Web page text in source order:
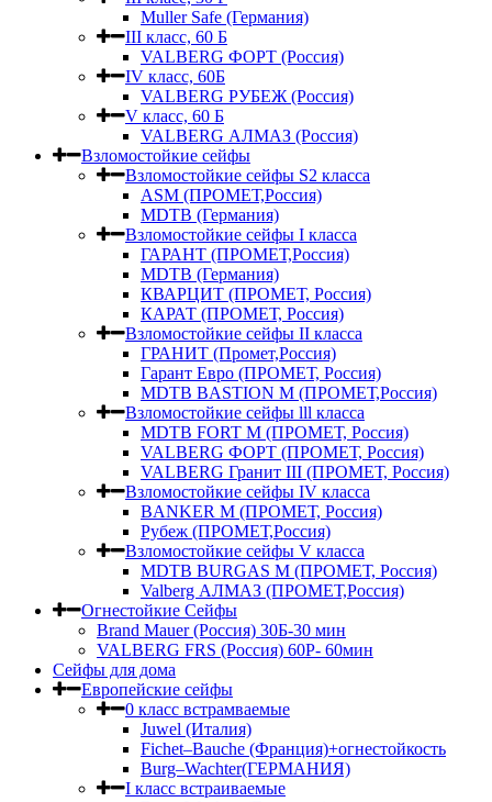
Muller Safe (Германия)
III класс, 60 Б
VALBERG ФОРТ (Россия)
IV класс, 60Б
VALBERG РУБЕЖ (Россия)
V класс, 60 Б
VALBERG АЛМАЗ (Россия)
Взломостойкие сейфы
Взломостойкие сейфы S2 класса
ASM (ПРОМЕТ,Россия)
MDTB (Германия)
Взломостойкие сейфы I класса
ГАРАНТ (ПРОМЕТ,Россия)
MDTB (Германия)
КВАРЦИТ (ПРОМЕТ, Россия)
КАРАТ (ПРОМЕТ, Россия)
Взломостойкие сейфы II класса
ГРАНИТ (Промет,Россия)
Гарант Евро (ПРОМЕТ, Россия)
MDTB BASTION M (ПРОМЕТ,Россия)
Взломостойкие сейфы lll класса
MDTB FORT M (ПРОМЕТ, Россия)
VALBERG ФОРТ (ПРОМЕТ, Россия)
VALBERG Гранит III (ПРОМЕТ, Россия)
Взломостойкие сейфы IV класса
BANKER M (ПРОМЕТ, Россия)
Рубеж (ПРОМЕТ,Россия)
Взломостойкие сейфы V класса
MDTB BURGAS M (ПРОМЕТ, Россия)
Valberg АЛМАЗ (ПРОМЕТ,Россия)
Огнестойкие Сейфы
Brand Mauer (Россия) 30Б-30 мин
VALBERG FRS (Россия) 60Р- 60мин
Сейфы для дома
Европейские сейфы
0 класс встрамваемые
Juwel (Италия)
Fichet–Bauche (Франция)+огнестойкость
Burg–Wachter(ГЕРМАНИЯ)
I класс встраиваемые